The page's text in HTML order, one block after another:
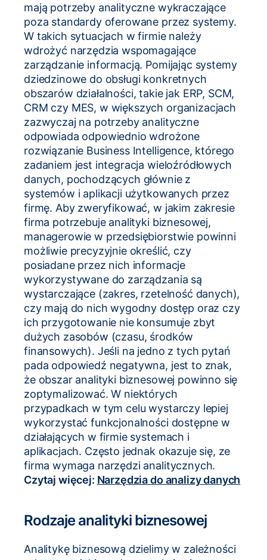
mają potrzeby analityczne wykraczające
poza standardy oferowane przez systemy.
W takich sytuacjach w firmie należy
wdrożyć narzędzia wspomagające
zarządzanie informacją. Pomijając systemy
dziedzinowe do obsługi konkretnych
obszarów działalności, takie jak ERP, SCM,
CRM czy MES, w większych organizacjach
zazwyczaj na potrzeby analityczne
odpowiada odpowiednio wdrożone
rozwiązanie Business Intelligence, którego
zadaniem jest integracja wieloźródłowych
danych, pochodzących głównie z
systemów i aplikacji użytkowanych przez
firmę. Aby zweryfikować, w jakim zakresie
firma potrzebuje analityki biznesowej,
managerowie w przedsiębiorstwie powinni
możliwie precyzyjnie określić, czy
posiadane przez nich informacje
wykorzystywane do zarządzania są
wystarczające (zakres, rzetelność danych),
czy mają do nich wygodny dostęp oraz czy
ich przygotowanie nie konsumuje zbyt
dużych zasobów (czasu, środków
finansowych). Jeśli na jedno z tych pytań
pada odpowiedź negatywna, jest to znak,
że obszar analityki biznesowej powinno się
zoptymalizować. W niektórych
przypadkach w tym celu wystarczy lepiej
wykorzystać funkcjonalności dostępne w
działających w firmie systemach i
aplikacjach. Często jednak okazuje się, ze
firma wymaga narzędzi analitycznych.
Czytaj więcej: Narzędzia do analizy danych
Rodzaje analityki biznesowej
Analitykę biznesową dzielimy w zależności